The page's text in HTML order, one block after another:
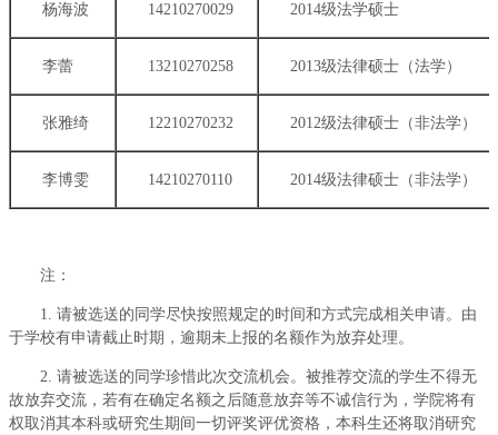
杨海波 14210270029 2014级法学硕士
李蕾 13210270258 2013级法律硕士（法学）
张雅绮 12210270232 2012级法律硕士（非法学）
李博雯 14210270110 2014级法律硕士（非法学）
注：
1. 请被选送的同学尽快按照规定的时间和方式完成相关申请。由
于学校有申请截止时期，逾期未上报的名额作为放弃处理。
2. 请被选送的同学珍惜此次交流机会。被推荐交流的学生不得无
故放弃交流，若有在确定名额之后随意放弃等不诚信行为，学院将有
权取消其本科或研究生期间一切评奖评优资格，本科生还将取消研究